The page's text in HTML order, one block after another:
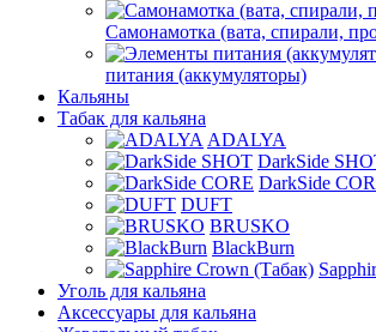
Самонамотка (вата, спирали,
питания (аккумуляторы)
Кальяны
Табак для кальяна
ADALYA
DarkSide
DarkSide
DUFT
BRUSKO
BlackBurn
Уголь для кальяна
Аксессуары для кальяна